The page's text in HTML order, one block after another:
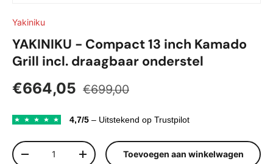
Yakiniku
YAKINIKU - Compact 13 inch Kamado
Grill incl. draagbaar onderstel
Verkoopprijs
€664,05 Reguliere prijs
€699,00
4,7/5 – Uitstekend op Trustpilot
Aantal
Verlaag de hoeveelheidVerhoog de hoeveelheid
Toevoegen aan winkelwagen